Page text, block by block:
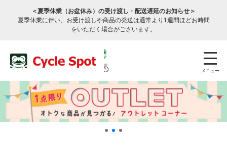
＜夏季休業（お盆休み）の受け渡し・配送遅延のお知らせ＞
夏季休業に伴い、お受け渡しや商品の発送は通常より1週間ほどお時間
をいただく場合がございます。
メニュー